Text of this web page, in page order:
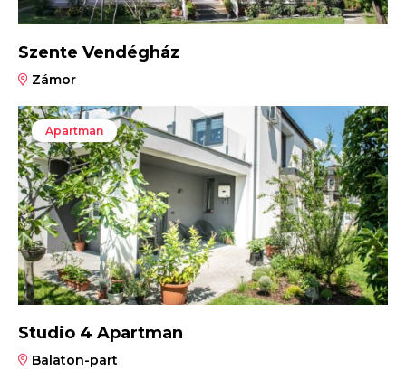
Szente Vendégház
Zámor
Apartman
Studio 4 Apartman
Balaton-part